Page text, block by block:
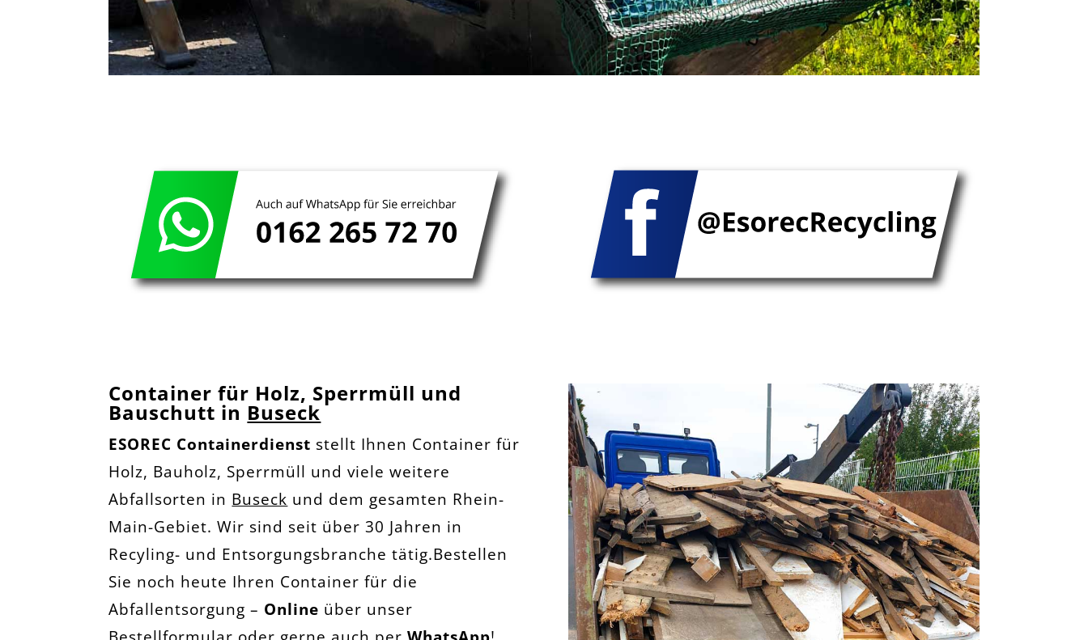
Container für Holz, Sperrmüll und
Bauschutt in Buseck
ESOREC Containerdienst stellt Ihnen Container für
Holz, Bauholz, Sperrmüll und viele weitere
Abfallsorten in Buseck und dem gesamten Rhein-
Main-Gebiet. Wir sind seit über 30 Jahren in
Recyling- und Entsorgungsbranche tätig.Bestellen
Sie noch heute Ihren Container für die
Abfallentsorgung – Online über unser